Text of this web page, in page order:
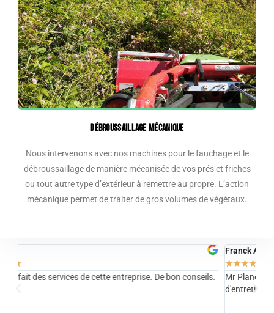
Débroussaillage mécanique
Nous intervenons avec nos machines pour le fauchage et le
débroussaillage de manière mécanisée de vos prés et friches
ou tout autre type d’extérieur à remettre au propre. L’action
mécanique permet de traiter de gros volumes de végétaux.
★
Mr Planet est de bon conseil et professionnel. ses prestation